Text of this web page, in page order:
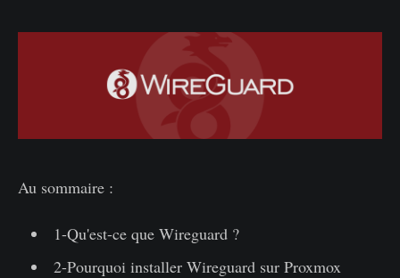
Au sommaire :
1-Qu'est-ce que Wireguard ?
2-Pourquoi installer Wireguard sur Proxmox